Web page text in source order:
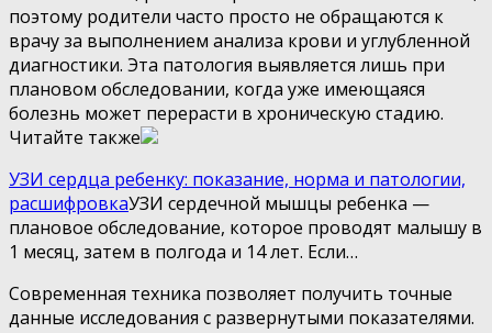
поэтому родители часто просто не обращаются к
врачу за выполнением анализа крови и углубленной
диагностики. Эта патология выявляется лишь при
плановом обследовании, когда уже имеющаяся
болезнь может перерасти в хроническую стадию.
Читайте также
УЗИ сердца ребенку: показание, норма и патологии,
расшифровкаУЗИ сердечной мышцы ребенка —
плановое обследование, которое проводят малышу в
1 месяц, затем в полгода и 14 лет. Если…
Современная техника позволяет получить точные
данные исследования с развернутыми показателями.